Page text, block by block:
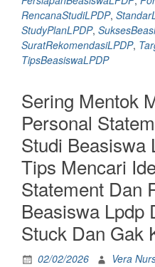
Do’s
and
Don’ts
Plan
LPDP
2026
Biar
LPDP”
RencanaStudiLPDP,
StudyPlanLPDP,
SuratRekomendasiLPDP,
TipsBeasiswaLPDP
Sering Mentok
Personal
Studi Beasiswa
Tips Mencari
Statement Dan
Beasiswa Lpdp
Stuck Dan Gak
02/02/2026 Vera